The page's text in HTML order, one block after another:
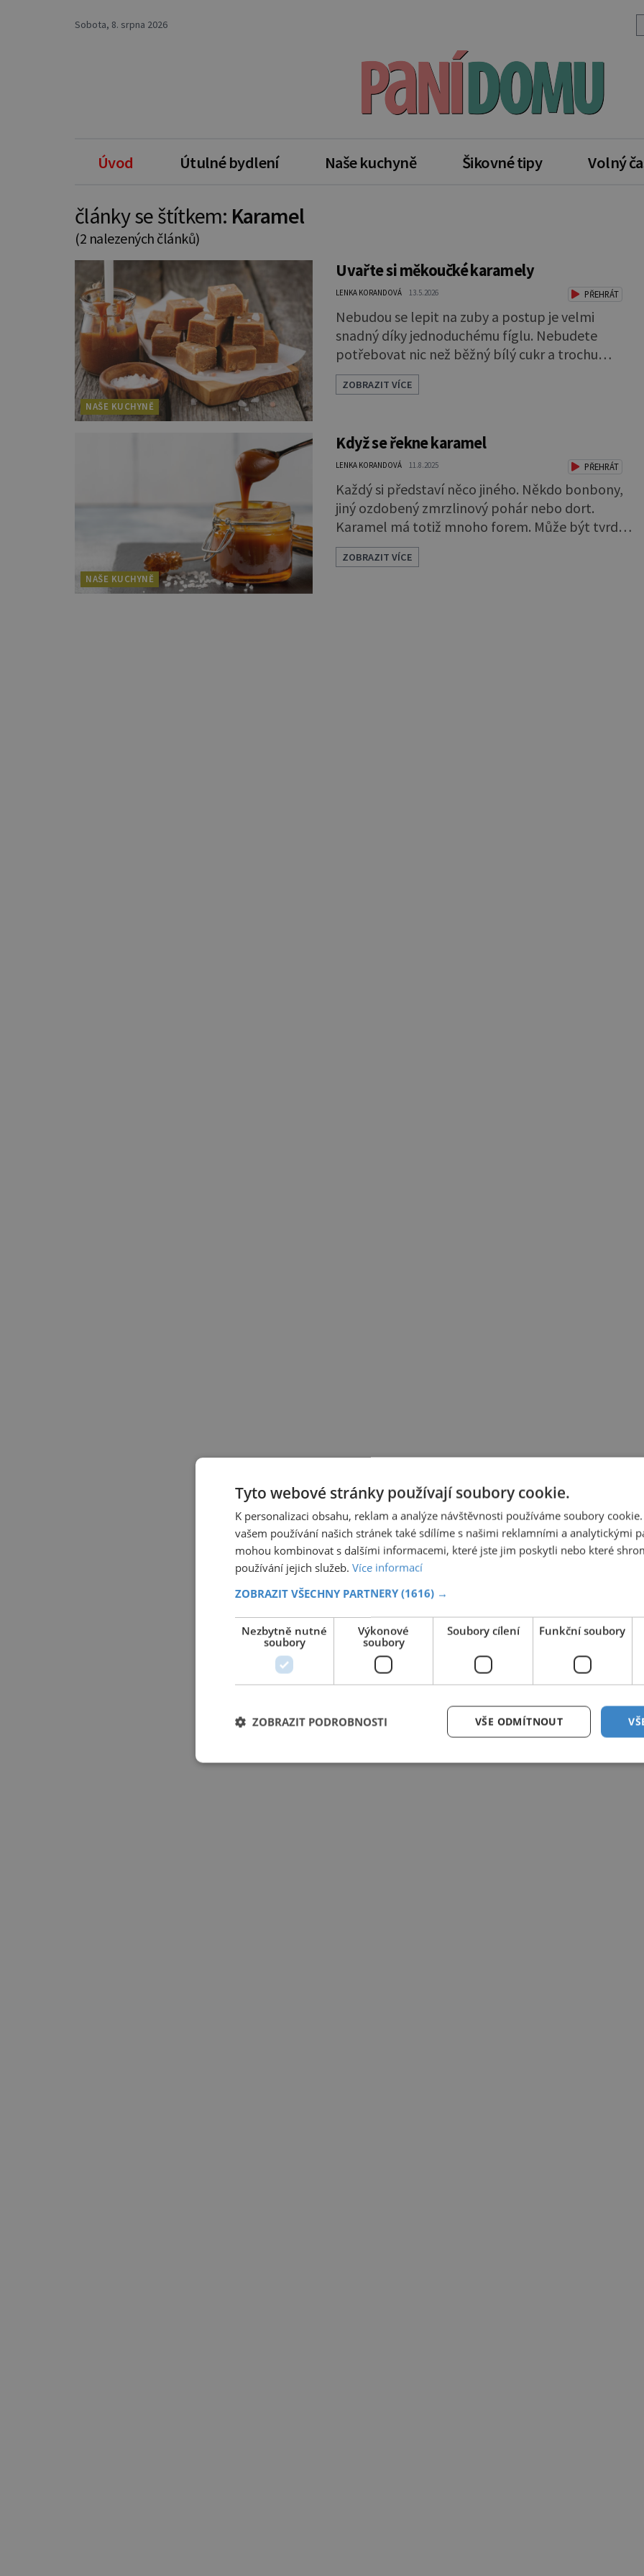
Sobota, 8. srpna 2026
Úvod Útulné bydlení Naše kuchyně Šikovné tipy Volný
články se štítkem: Karamel
(2 nalezených článků)
NAŠE KUCHYNĚ
Uvařte si měkoučké karamely
LENKA KORANDOVÁ 13.5.2026 PŘEHRÁT
Nebudou se lepit na zuby a postup je velmi
snadný díky jednoduchému fíglu. Nebudete
potřebovat nic než běžný bílý cukr a trochu
smetany. I tajná ingredience, která zaručí
měkkost bonbonů, je běžná – jde o obyčejnou
neexperimentujte, nezkoušejte hnědý ani
třtinový, obsahují melasu a karamel by se p
ZOBRAZIT VÍCE
NAŠE KUCHYNĚ
Když se řekne karamel
LENKA KORANDOVÁ 11.8.2025 PŘEHRÁT
Každý si představí něco jiného. Někdo bonbony,
jiný ozdobený zmrzlinový pohár nebo dort.
Karamel má totiž mnoho forem. Může být tvrdý i
tekutý a každý se využívá jinak. Pokud jste s ním
ještě nikdy nepracovali, zkuste to. Není to tak
ZOBRAZIT VÍCE
Tyto webové stránky používají soubory cookie.
K personalizaci obsahu, reklam a analýze návštěvnosti používáme soubory
vašem používání našich stránek také sdílíme s našimi reklamními a analytickými
mohou kombinovat s dalšími informacemi, které jste jim poskytli nebo které
používání jejich služeb. Více informací
ZOBRAZIT VŠECHNY PARTNERY (1616) →
Nezbytně nutné
soubory
Výkonové
soubory
Soubory cílení Funkční soubory
VŠE ODMÍTNOUT
ZOBRAZIT PODROBNOSTI